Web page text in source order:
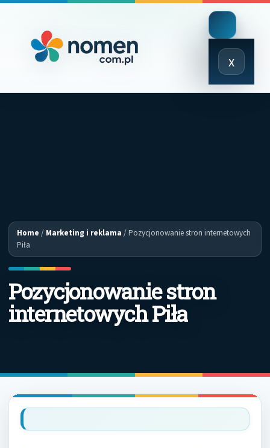
x
Close
Menu
Home / Marketing i reklama /Pozycjonowanie stron internetowych
Piła
Pozycjonowanie stron
internetowych Piła